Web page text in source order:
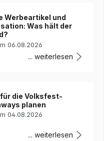
Werbeartikel und
Was hält der
06.08.2026
... weiterlesen
die Volksfest-
planen
04.08.2026
... weiterlesen